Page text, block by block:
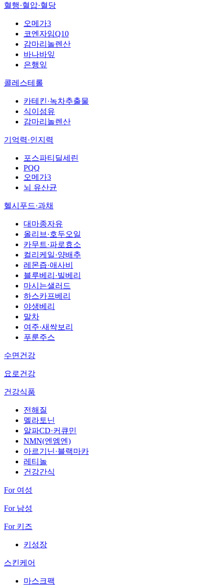
혈행·혈압·혈당
오메가3
코엔자임Q10
감마리놀렌산
바나바잎
은행잎
콜레스테롤
카테킨·녹차추출물
식이섬유
감마리놀렌산
기억력·인지력
포스파티딜세린
PQQ
오메가3
뇌 유산균
헬시푸드·과채
대마종자유
올리브·호두오일
카무트·파로효소
컬리케일·양배추
레몬즙·애사비
블루베리·빌베리
마시는샐러드
하스카프베리
야생베리
말차
여주·새싹보리
푸룬주스
수면건강
요로건강
건강식품
전해질
멜라토닌
알파CD·커큐민
NMN(엔엠엔)
아르기닌·블랙마카
레티놀
건강간식
For 여성
For 남성
For 키즈
키성장
스킨케어
마스크팩